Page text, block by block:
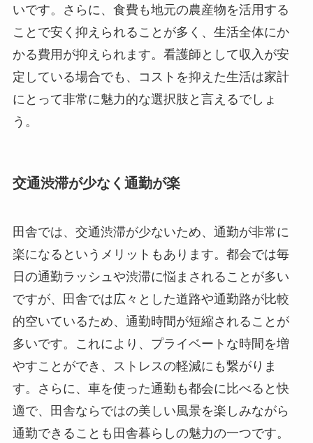
いです。さらに、食費も地元の農産物を活用する
ことで安く抑えられることが多く、生活全体にか
かる費用が抑えられます。看護師として収入が安
定している場合でも、コストを抑えた生活は家計
にとって非常に魅力的な選択肢と言えるでしょ
う。
交通渋滞が少なく通勤が楽
田舎では、交通渋滞が少ないため、通勤が非常に
楽になるというメリットもあります。都会では毎
日の通勤ラッシュや渋滞に悩まされることが多い
ですが、田舎では広々とした道路や通勤路が比較
的空いているため、通勤時間が短縮されることが
多いです。これにより、プライベートな時間を増
やすことができ、ストレスの軽減にも繋がりま
す。さらに、車を使った通勤も都会に比べると快
適で、田舎ならではの美しい風景を楽しみながら
通勤できることも田舎暮らしの魅力の一つです。